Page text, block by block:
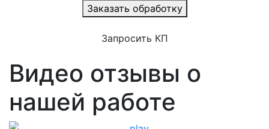
Заказать обработку
Запросить КП
Видео отзывы о
нашей работе